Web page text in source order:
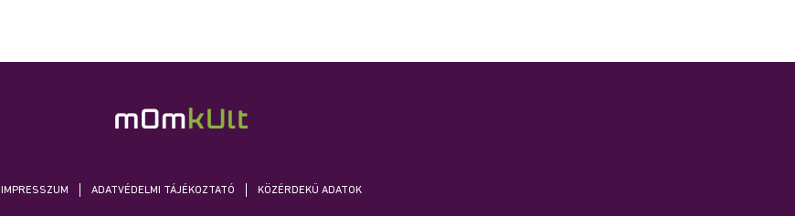
IMPRESSZUM ADATVÉDELMI TÁJÉKOZTATÓ KÖZÉRDEKŰ ADATOK